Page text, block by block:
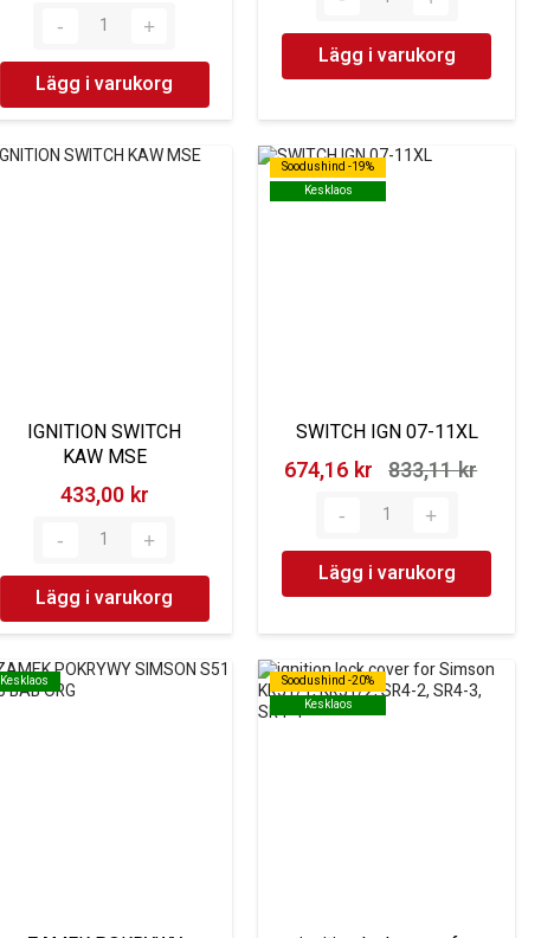
Lägg i varukorg
Lägg i varukorg
IGNITION SWITCH
KAW MSE
433,00 kr‎
Lägg i varukorg
Soodushind -19%
Kesklaos
Soodushind -19%
Kesklaos
SWITCH IGN 07-11XL
674,16 kr‎ 833,11 kr‎
Lägg i varukorg
Kesklaos
Kesklaos
Soodushind -20%
Kesklaos
Soodushind -20%
Kesklaos